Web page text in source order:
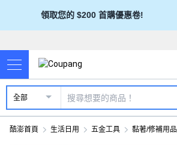
領取您的 $200 首購優惠卷!
全部
酷澎首頁 生活日用 五金工具 黏著/修補用品